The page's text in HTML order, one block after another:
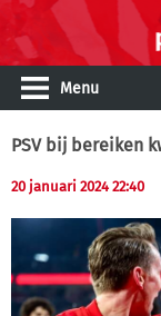
Menu
PSV bij bereiken
20 januari 2024 22:40